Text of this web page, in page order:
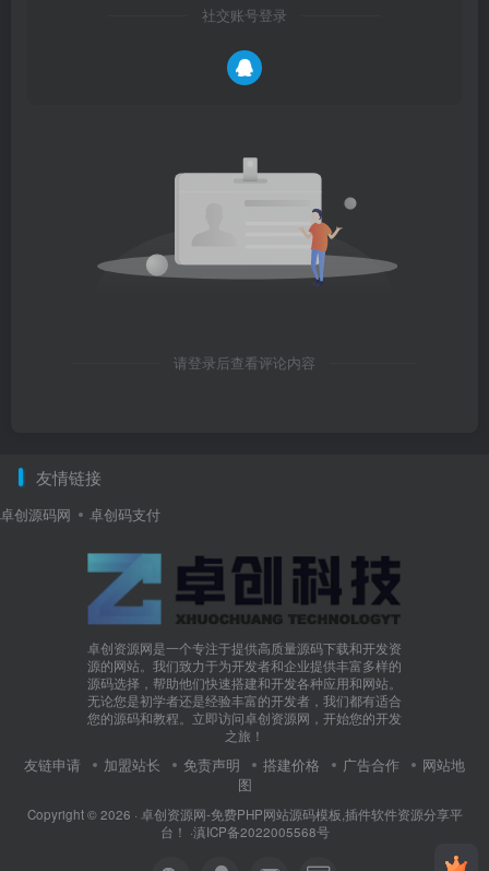
社交账号登录
请登录后查看评论内容
友情链接
卓创源码网 卓创码支付
卓创资源网是一个专注于提供高质量源码下载和开发资
源的网站。我们致力于为开发者和企业提供丰富多样的
源码选择，帮助他们快速搭建和开发各种应用和网站。
无论您是初学者还是经验丰富的开发者，我们都有适合
您的源码和教程。立即访问卓创资源网，开始您的开发
之旅！
友链申请 加盟站长 免责声明 搭建价格 广告合作
网站地
图
Copyright © 2026 · 卓创资源网-免费PHP网站源码模板,插件软件资源分享平
台！ ·滇ICP备2022005568号